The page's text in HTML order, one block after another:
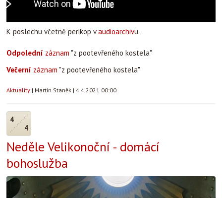
K poslechu včetně perikop vaudioarchivu.
Odpolední záznam "z pootevřeného kostela"
Večerní záznam "z pootevřeného kostela"
Aktuality | Martin Staněk | 4.4.2021 00:00
4
4
Neděle Velikonoční - domácí
bohoslužba